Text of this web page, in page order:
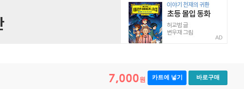
AD
7,000원 카트에 넣기 바로구매